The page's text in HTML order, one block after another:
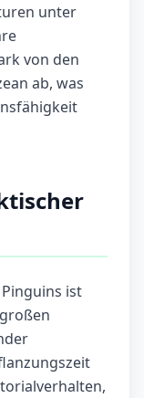
unter
von den
ab, was
ist